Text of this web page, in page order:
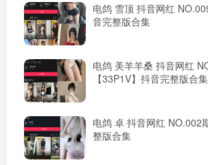
电鸽 雪顶 抖音网红
音完整版合集
电鸽 美羊羊桑 抖音网红
【33P1V】抖音完整版合集
电鸽 卓 抖音网红 NO.002
整版合集